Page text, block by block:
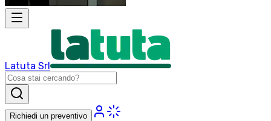
Latuta Srl
Richiedi un preventivo